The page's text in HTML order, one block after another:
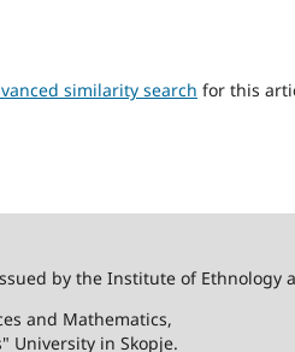
similarity search for this
by the Institute of Ethnology
and Mathematics,
University in Skopje.